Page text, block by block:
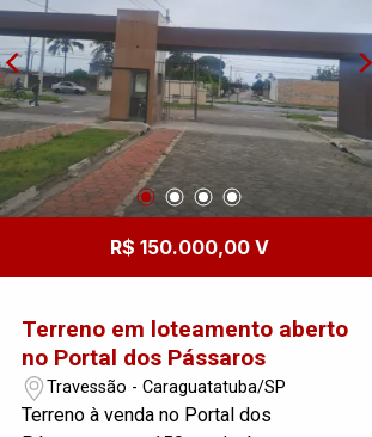
R$ 150.000,00 V
Terreno em loteamento aberto
no Portal dos Pássaros
Travessão - Caraguatatuba/SP
Terreno à venda no Portal dos